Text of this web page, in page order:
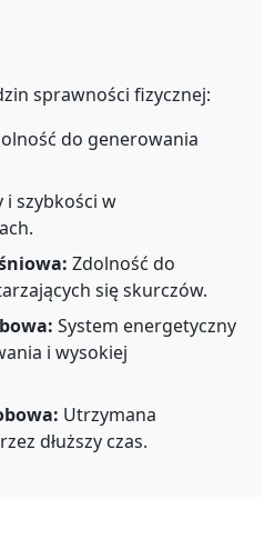
sprawności fizycznej:
do generowania
i szybkości w
Zdolność do
się skurczów.
System energetyczny
i wysokiej
Utrzymana
dłuższy czas.